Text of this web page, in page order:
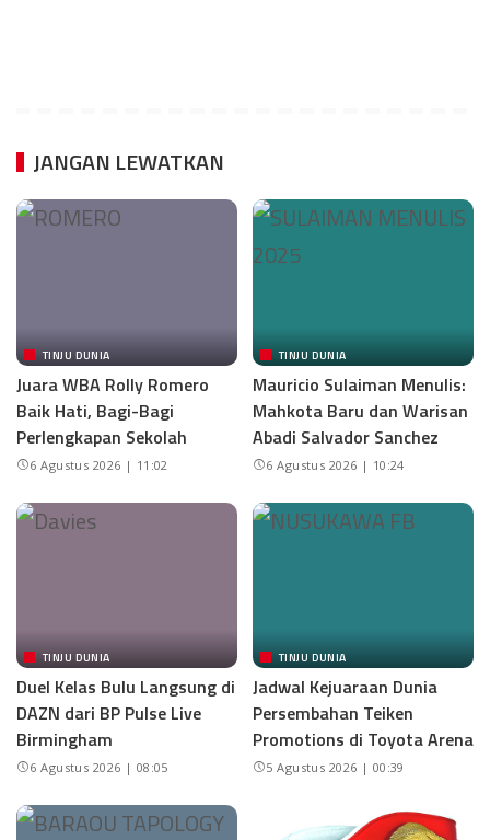
JANGAN LEWATKAN
TINJU DUNIA
Juara WBA Rolly Romero
Baik Hati, Bagi-Bagi
Perlengkapan Sekolah
6 Agustus 2026 | 11:02
TINJU DUNIA
Mauricio Sulaiman Menulis:
Mahkota Baru dan Warisan
Abadi Salvador Sanchez
6 Agustus 2026 | 10:24
TINJU DUNIA
Duel Kelas Bulu Langsung di
DAZN dari BP Pulse Live
Birmingham
6 Agustus 2026 | 08:05
TINJU DUNIA
Jadwal Kejuaraan Dunia
Persembahan Teiken
Promotions di Toyota Arena
5 Agustus 2026 | 00:39